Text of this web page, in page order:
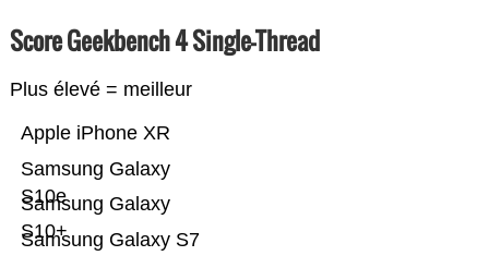
Score Geekbench 4 Single-Thread
Plus élevé = meilleur
Samsung Galaxy S7
Samsung Galaxy
S10+
Samsung Galaxy
S10e
Apple iPhone XR